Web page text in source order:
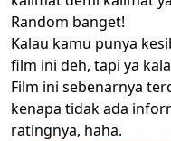
Random banget!
Kalau kamu punya
film ini deh, tapi ya
Film ini sebenarnya
kenapa tidak ada
ratingnya, haha.